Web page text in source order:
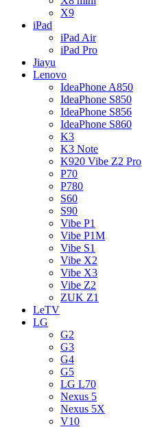
X9
iPad
iPad Air
iPad Pro
Jiayu
Lenovo
IdeaPhone A850
IdeaPhone S850
IdeaPhone S856
IdeaPhone S860
K3
K3 Note
K920 Vibe Z2 Pro
P70
P780
S60
S90
Vibe P1
Vibe P1M
Vibe S1
Vibe X2
Vibe X3
Vibe Z2
ZUK Z1
LeTV
LG
G2
G3
G4
G5
LG L70
Nexus 5
Nexus 5X
V10